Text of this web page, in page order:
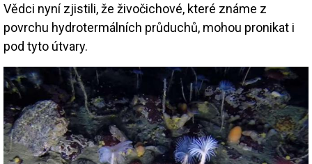
Vědci nyní zjistili, že živočichové, které známe z
povrchu hydrotermálních průduchů, mohou pronikat i
pod tyto útvary.
Image